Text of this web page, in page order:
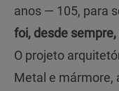
anos — 105, para
foi, desde
O projeto
Metal e mármore,